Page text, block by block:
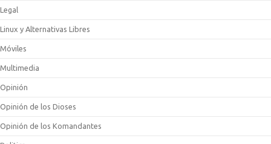
Legal
Linux y Alternativas Libres
Móviles
Multimedia
Opinión
Opinión de los Dioses
Opinión de los Komandantes